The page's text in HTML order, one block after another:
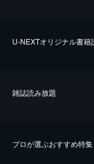
U-NEXTオリジナル書籍
雑誌読み放題
プロが選ぶおすすめ特集